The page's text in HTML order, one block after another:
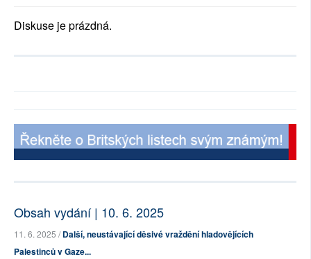
Diskuse je prázdná.
Obsah vydání | 10. 6. 2025
11. 6. 2025 /Další, neustávající děsivé vraždění hladovějících
Palestinců v Gaze...